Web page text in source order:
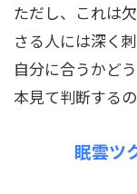
ただし、これは
さる人には深く
自分に合うかど
本見て判断するの
眠雲ツ